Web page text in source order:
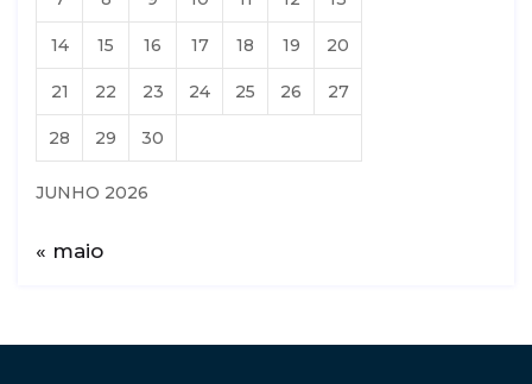
JUNHO 2026
14 15 16 17 18 19 20
21 22 23 24 25 26 27
28 29 30
« maio